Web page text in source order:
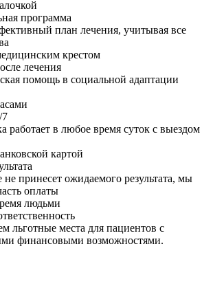
быстро провел процедуру,
дал все необходимые
выразить огромную благодарность
профессионализм, терпение и
выполняете.
на несколько недель. Я
как он не хотел выходить из запоя.
по поведению с ним. И
вашим рекомендациям, я
мужа о выводе из запоя.
капельницу, провел беседу с
закодировать, это чудо и
программа
план лечения, учитывая все
лечения
помощь в социальной адаптации
работает в любое время суток с выездом
не принесет ожидаемого результата, мы
оплаты
льготные места для пациентов с
финансовыми возможностями.